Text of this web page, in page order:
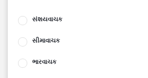
સંશયવાચક
સીમાવાચક
ભારવાચક